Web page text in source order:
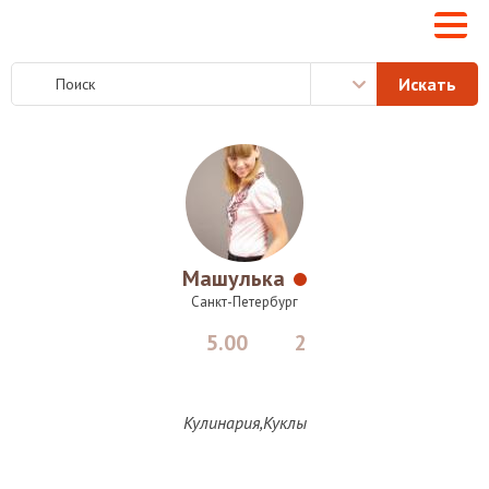
Машулька
Санкт-Петербург
5.00 2
Кулинария,Куклы